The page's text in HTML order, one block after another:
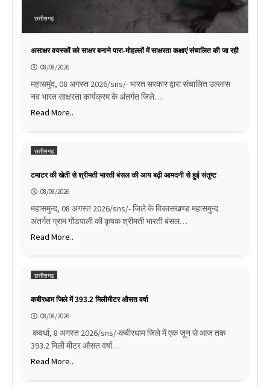
छत्तीसगढ़
असाक्षर वयस्कों को साक्षर बनाने पारा-मोहल्लों में साक्षरता कक्षाएं संचालित की जा रही
08/08/2026
महासमुंद, 08 अगस्त 2026/sns/- भारत सरकार द्वारा संचालित उल्लास
नव भारत साक्षरता कार्यक्रम के अंतर्गत जिले…
Read More..
छत्तीसगढ़
टमाटर की खेती से श्रीमती भारती बंसल की आय बढ़ी आमदनी से हुई संतुष्ट
08/08/2026
महासमुन्द, 08 अगस्त 2026/sns/- जिले के विकासखण्ड महासमुन्द
अंतर्गत ग्राम गोंडपाली की कृषक श्रीमती भारती बंसल…
Read More..
छत्तीसगढ़
कबीरधाम जिले में 393.2 मिलीमीटर औसत वर्षा
08/08/2026
कवर्धा, 8 अगस्त 2026/sns/-कबीरधाम जिले में एक जून से आज तक
393.2 मिली मीटर औसत वर्षा…
Read More..